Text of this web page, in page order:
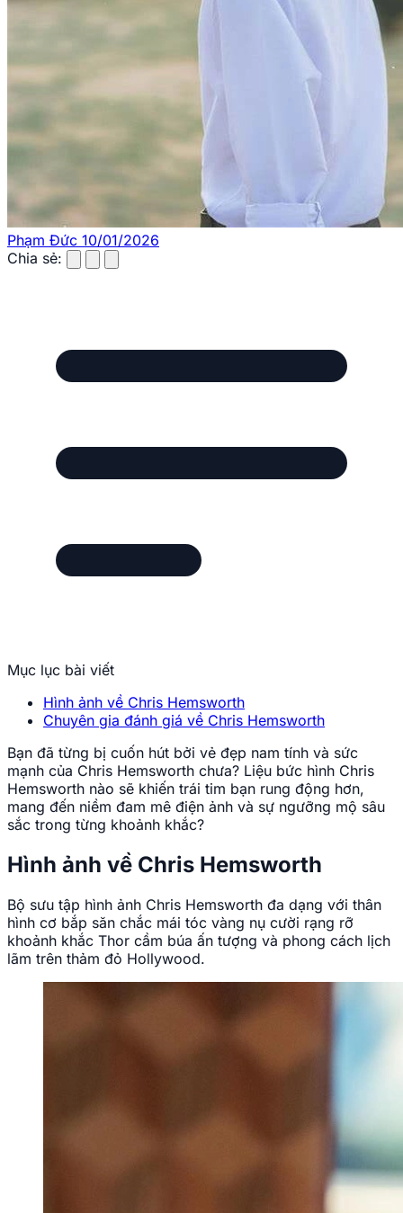
Phạm Đức 10/01/2026
Chia sẻ:
Mục lục bài viết
Hình ảnh về Chris Hemsworth
Chuyên gia đánh giá về Chris Hemsworth
Bạn đã từng bị cuốn hút bởi vẻ đẹp nam tính và sức
mạnh của Chris Hemsworth chưa? Liệu bức hình Chris
Hemsworth nào sẽ khiến trái tim bạn rung động hơn,
mang đến niềm đam mê điện ảnh và sự ngưỡng mộ sâu
sắc trong từng khoảnh khắc?
Hình ảnh về Chris Hemsworth
Bộ sưu tập hình ảnh Chris Hemsworth đa dạng với thân
hình cơ bắp săn chắc mái tóc vàng nụ cười rạng rỡ
khoảnh khắc Thor cầm búa ấn tượng và phong cách lịch
lãm trên thảm đỏ Hollywood.